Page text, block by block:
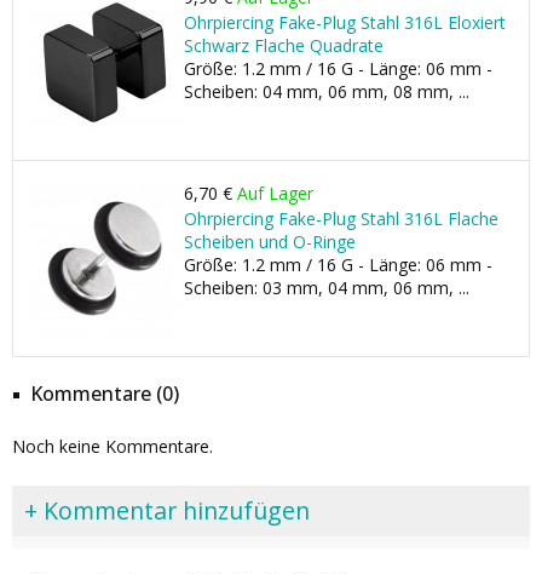
Ohrpiercing Fake-Plug Stahl 316L Eloxiert
Schwarz Flache Quadrate
Größe: 1.2 mm / 16 G - Länge: 06 mm -
Scheiben: 04 mm, 06 mm, 08 mm, ...
6,70 € Auf Lager
Ohrpiercing Fake-Plug Stahl 316L Flache
Scheiben und O-Ringe
Größe: 1.2 mm / 16 G - Länge: 06 mm -
Scheiben: 03 mm, 04 mm, 06 mm, ...
Kommentare (0)
Noch keine Kommentare.
+ Kommentar hinzufügen